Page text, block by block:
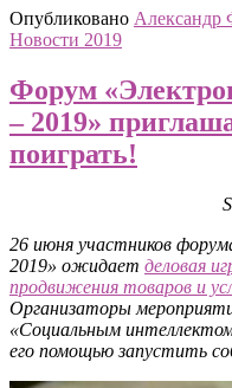
Опубликовано Александр
Новости 2019
Форум
– 2019»
поиграть!
26 июня участников
2019» ожидает деловая
продвижения товаров и
Организаторы
«Социальным
его помощью запустить